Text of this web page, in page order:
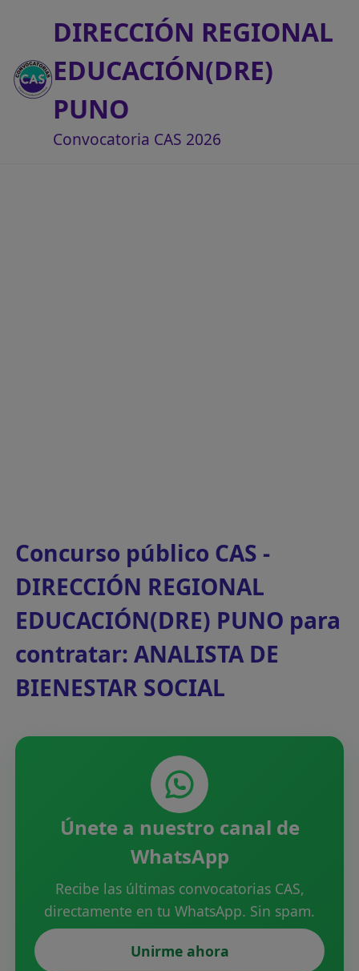
DIRECCIÓN REGIONAL
EDUCACIÓN(DRE)
PUNO
Convocatoria CAS 2026
Concurso público CAS -
DIRECCIÓN REGIONAL
EDUCACIÓN(DRE) PUNO para
contratar: ANALISTA DE
BIENESTAR SOCIAL
Únete a nuestro canal de
WhatsApp
Recibe las últimas convocatorias CAS,
directamente en tu WhatsApp. Sin spam.
Unirme ahora